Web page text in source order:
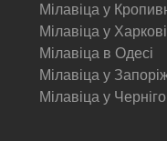
Мілавіца у
Мілавіца у Харкові
Мілавіца в Одесі
Мілавіца у
Мілавіца у